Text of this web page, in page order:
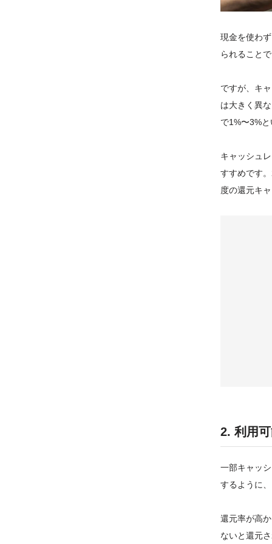
現金を使わ
られること
ですが、キ
は大きく異
で1%〜3%
キャッシュ
すすめです
度の還元キ
2. 利用
一部キャッ
するように
還元率が高
ないと還元